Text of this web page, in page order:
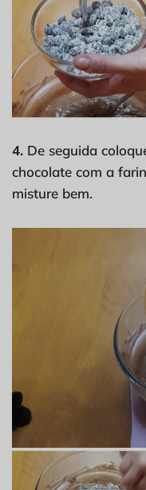
4. De seguida
chocolate com a
misture bem.